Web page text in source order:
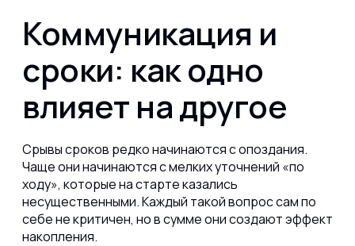
Коммуникация и
сроки: как одно
влияет на другое
Срывы сроков редко начинаются с опоздания.
Чаще они начинаются с мелких уточнений «по
ходу», которые на старте казались
несущественными. Каждый такой вопрос сам по
себе не критичен, но в сумме они создают эффект
накопления.